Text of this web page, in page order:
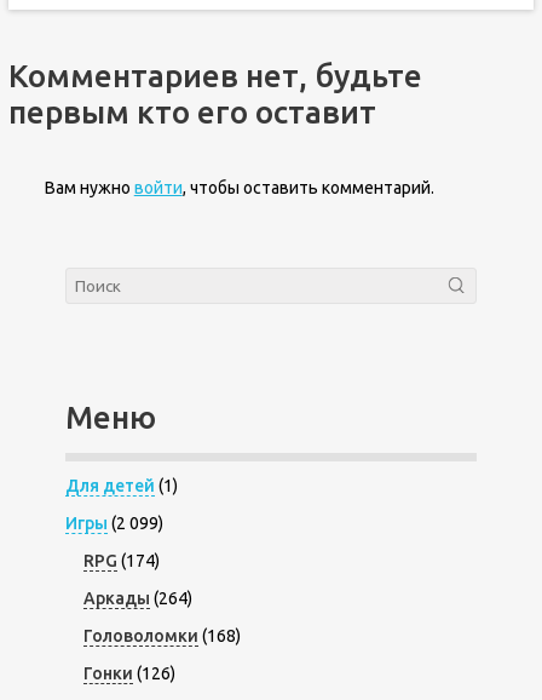
Комментариев нет, будьте
первым кто его оставит
Вам нужно войти, чтобы оставить комментарий.
Меню
Для детей (1)
Игры (2 099)
RPG (174)
Аркады (264)
Головоломки (168)
Гонки (126)